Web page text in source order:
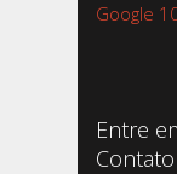
Google
Entre
Contato